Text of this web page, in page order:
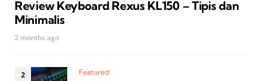
Review Keyboard Rexus KL150 – Tipis dan
Minimalis
2 months ago
Featured